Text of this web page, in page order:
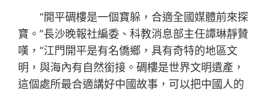
“開平碉樓是一個寶躲，合適全國媒體前來探
寶。”長沙晚報社編委、科教消息部主任譚琳靜贊
嘆，“江門開平是有名僑鄉，具有奇特的地區文
明，與海內有自然銜接。碉樓是世界文明遺產，
這個處所最合適講好中國故事，可以把中國人的